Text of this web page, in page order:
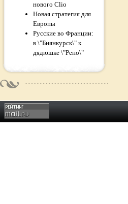
нового Clio
Новая стратегия для
Европы
Русские во Франции:
в \"Биянкурск\" к
дядюшке \"Рено\"